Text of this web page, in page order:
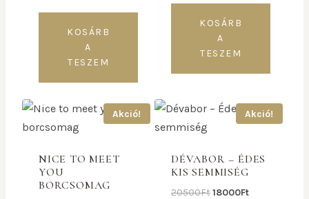
KOSÁRB
A
TESZEM
KOSÁRB
A
TESZEM
Akció!
NICE TO MEET
YOU
BORCSOMAG
Akció!
DÉVABOR – ÉDES
KIS SEMMISÉG
20500Ft18000Ft